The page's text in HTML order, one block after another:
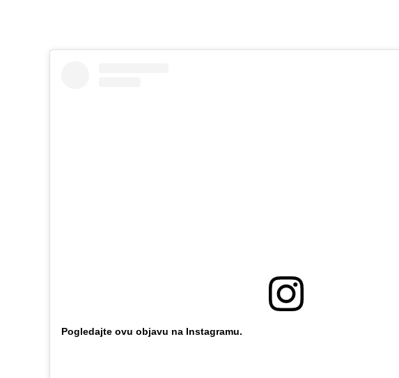
Pogledajte ovu objavu na Instagramu.